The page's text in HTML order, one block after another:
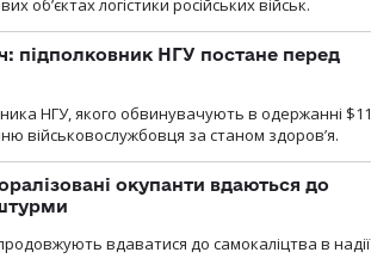
об’єктах логістики російських військ.
підполковник НГУ постане перед
НГУ, якого обвинувачують в одержанні $11
військовослужбовця за станом здоров’я.
окупанти вдаються до
вдаватися до самокаліцтва в надії